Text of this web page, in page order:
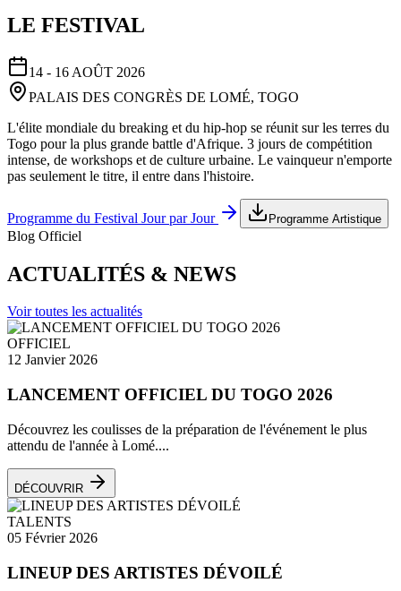
LE FESTIVAL
14 - 16 AOÛT 2026
PALAIS DES CONGRÈS DE LOMÉ, TOGO
L'élite mondiale du breaking et du hip-hop se réunit sur les terres du
Togo pour la plus grande battle d'Afrique. 3 jours de compétition
intense, de workshops et de culture urbaine. Le vainqueur n'emporte
pas seulement le titre, il entre dans l'histoire.
Programme du Festival Jour par Jour Programme Artistique
Blog Officiel
ACTUALITÉS & NEWS
Voir toutes les actualités
OFFICIEL
12 Janvier 2026
LANCEMENT OFFICIEL DU TOGO 2026
Découvrez les coulisses de la préparation de l'événement le plus
attendu de l'année à Lomé....
DÉCOUVRIR
TALENTS
05 Février 2026
LINEUP DES ARTISTES DÉVOILÉ